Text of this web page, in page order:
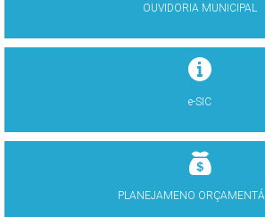
OUVIDORIA MUNICIPAL
e-SIC
PLANEJAMENO